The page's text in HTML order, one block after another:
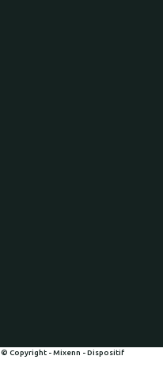
© Copyright - Mixenn - Dispositif